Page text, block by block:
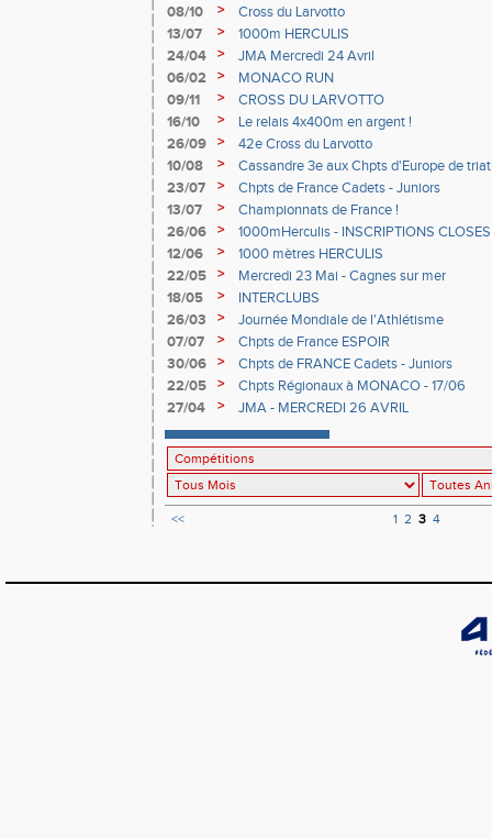
08/10
>
Cross du Larvotto
13/07
>
1000m HERCULIS
24/04
>
JMA Mercredi 24 Avril
06/02
>
MONACO RUN
09/11
>
CROSS DU LARVOTTO
16/10
>
Le relais 4x400m en argent !
26/09
>
42e Cross du Larvotto
10/08
>
Cassandre 3e aux Chpts d'Europe de
23/07
>
Chpts de France Cadets - Juniors
13/07
>
Championnats de France !
26/06
>
1000mHerculis - INSCRIPTIONS CLOSES
12/06
>
1000 mètres HERCULIS
22/05
>
Mercredi 23 Mai - Cagnes sur mer
18/05
>
INTERCLUBS
26/03
>
Journée Mondiale de l'Athlétisme
07/07
>
Chpts de France ESPOIR
30/06
>
Chpts de FRANCE Cadets - Juniors
22/05
>
Chpts Régionaux à MONACO - 17/06
27/04
> JMA - MERCREDI 26 AVRIL
<< 1 2 3 4